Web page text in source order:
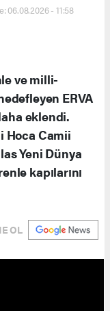
06.08.2026 - 11:58
ve milli-
ERVA
eklendi.
Hoca Camii
Yeni Dünya
kapılarını
OL